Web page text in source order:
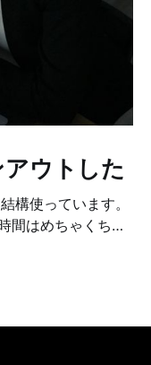
ウトした
間はめちゃくちゃ
AIを使っていま